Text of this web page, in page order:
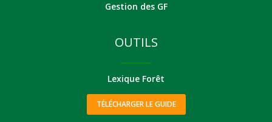
Gestion des GF
OUTILS
Lexique Forêt
TÉLÉCHARGER LE GUIDE